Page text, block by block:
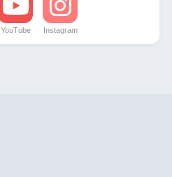
YouTube Instagram